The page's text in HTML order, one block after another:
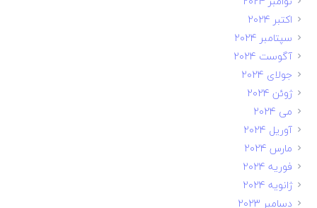
اکتبر 2024
سپتامبر 2024
آگوست 2024
جولای 2024
ژوئن 2024
می 2024
آوریل 2024
مارس 2024
فوریه 2024
ژانویه 2024
دسامبر 2023